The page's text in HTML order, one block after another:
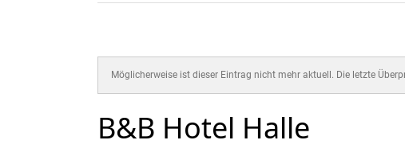
Möglicherweise ist dieser Eintrag nicht mehr aktuell. Die letzte
B&B Hotel Halle